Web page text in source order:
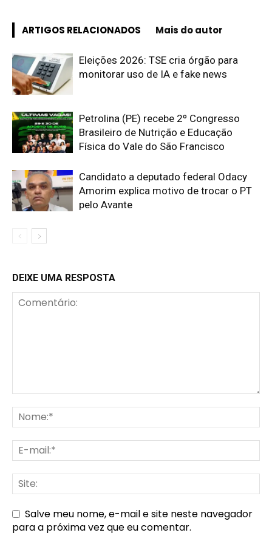
ARTIGOS RELACIONADOS Mais do autor
Eleições 2026: TSE cria órgão para
monitorar uso de IA e fake news
Petrolina (PE) recebe 2º Congresso
Brasileiro de Nutrição e Educação
Física do Vale do São Francisco
Candidato a deputado federal Odacy
Amorim explica motivo de trocar o PT
pelo Avante
DEIXE UMA RESPOSTA
Salve meu nome, e-mail e site neste navegador
para a próxima vez que eu comentar.